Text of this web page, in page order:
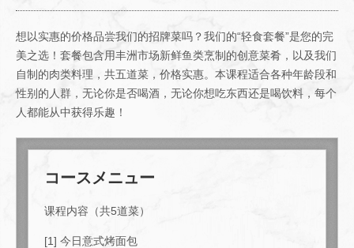
想以实惠的价格品尝我们的招牌菜吗？我们的“轻食套餐”是您的完
美之选！套餐包含用丰洲市场新鲜鱼类烹制的创意菜肴，以及我们
自制的肉类料理，共五道菜，价格实惠。本课程适合各种年龄段和
性别的人群，无论你是否喝酒，无论你想吃东西还是喝饮料，每个
人都能从中获得乐趣！
コースメニュー
课程内容（共5道菜）
[1] 今日意式烤面包